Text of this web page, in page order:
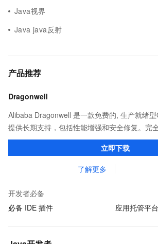
Java视界
Java java反射
产品推荐
Dragonwell
Alibaba Dragonwell 是一款免费的, 生产就绪型
提供长期支持，包括性能增强和安全修复。完
准，您可以在任何常用操作系统（包括 Linux
macOS）上开发 Java 应用程序。立即下载
了解更多
开发者必备
必备 IDE 插件
应用托管平台